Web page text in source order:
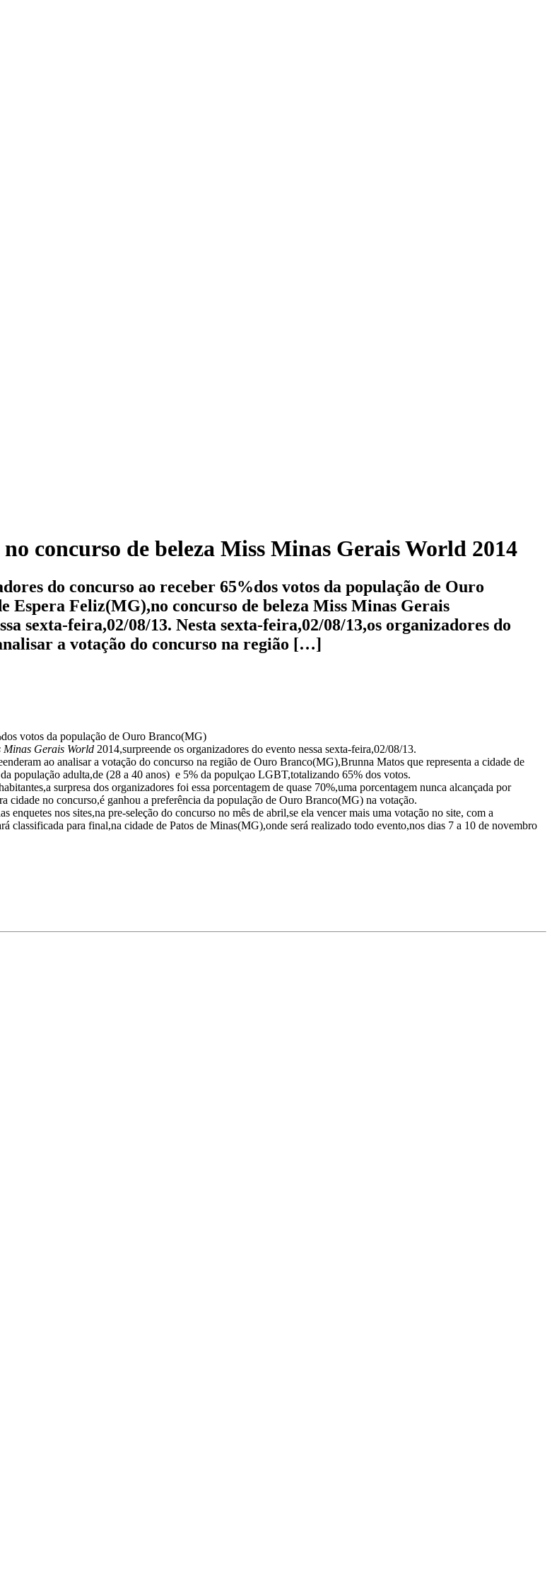
concurso de beleza Miss Minas Gerais World 2014
do concurso ao receber 65%dos votos da população de Ouro
Feliz(MG),no concurso de beleza Miss Minas Gerais
sexta-feira,02/08/13. Nesta sexta-feira,02/08/13,os organizadores do
a votação do concurso na região […]
votos da população de Ouro Branco(MG)
Minas Gerais World 2014,surpreende os organizadores do evento nessa sexta-feira,02/08/13.
ao analisar a votação do concurso na região de Ouro Branco(MG),Brunna Matos que representa a cidade de
população adulta,de (28 a 40 anos) e 5% da populçao LGBT,totalizando 65% dos votos.
surpresa dos organizadores foi essa porcentagem de quase 70%,uma porcentagem nunca alcançada por
cidade no concurso,é ganhou a preferência da população de Ouro Branco(MG) na votação.
nos sites,na pre-seleção do concurso no mês de abril,se ela vencer mais uma votação no site, com a
classificada para final,na cidade de Patos de Minas(MG),onde será realizado todo evento,nos dias 7 a 10 de novembro